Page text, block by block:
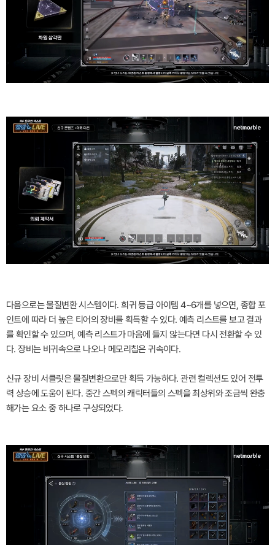
다음으로는 물질변환 시스템이다. 희귀 등급 아이템 4~6개를 넣으면, 종합 포
인트에 따라 더 높은 티어의 장비를 획득할 수 있다. 예측 리스트를 보고 결과
를 확인할 수 있으며, 예측 리스트가 마음에 들지 않는다면 다시 전환할 수 있
다. 장비는 비귀속으로 나오나 메모리칩은 귀속이다.
신규 장비 서클릿은 물질변환으로만 획득 가능하다. 관련 컬렉션도 있어 전투
력 상승에 도움이 된다. 중간 스펙의 캐릭터들의 스펙을 최상위와 조금씩 완충
해가는 요소 중 하나로 구상되었다.